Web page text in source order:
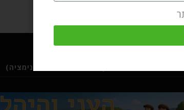
ומשלים מרבי נחמן מברסלב (סרטוני אנימציה)